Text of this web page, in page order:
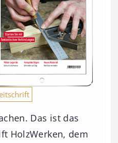
Das ist das
HolzWerken, dem